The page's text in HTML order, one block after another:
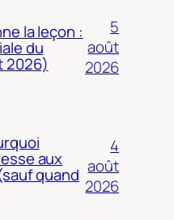
la leçon :
du
2026)
5
août
2026
aux
quand
4
août
2026